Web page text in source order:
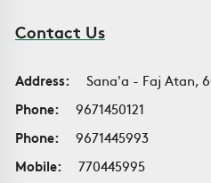
Contact Us
Address:
Sana'a - Faj Atan,
Phone:
9671450121
Phone:
9671445993
Mobile:
770445995